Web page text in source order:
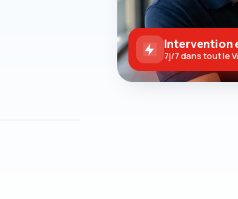
Intervention
7j/7 dans tout le